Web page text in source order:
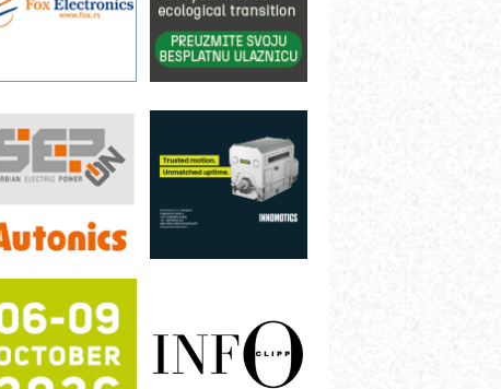
rešenja za filtraciju u hidrauličkim i
procesnim sistemima
RILINEX kompanije Rittal
automatizaciju
Efikasno upravljanje energijom
Automatizacija pakovanja · Display
Potpuna efikasnost bez složenih
sistema
Trajna oznaka kao dugoročna korist
Bezbednost na prvom mestu!
IB BLUMENAUER - više od 40 godina
poverenja u industriji